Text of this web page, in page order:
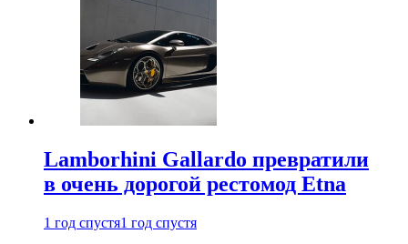
Lamborhini Gallardo превратили
в очень дорогой рестомод Etna
1 год спустя1 год спустя